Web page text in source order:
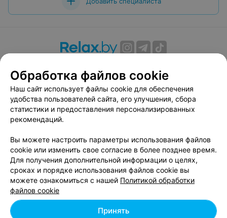
Вакансии
Публичный договор
Способы оплаты
Публичный договор по использованию сервиса
«Афиша»
Пользовательское соглашение
Связаться по вопросам сотрудничества
Написать руководителю relax.by
Персональные настройки cookie
Обработка персональных данных
Обработка файлов cookie
Наш сайт использует файлы cookie для обеспечения
удобства пользователей сайта, его улучшения, сбора
статистики и предоставления персонализированных
рекомендаций.
Вы можете настроить параметры использования файлов
cookie или изменить свое согласие в более позднее время.
Для получения дополнительной информации о целях,
сроках и порядке использования файлов cookie вы
можете ознакомиться с нашей Политикой обработки
файлов cookie
Принять